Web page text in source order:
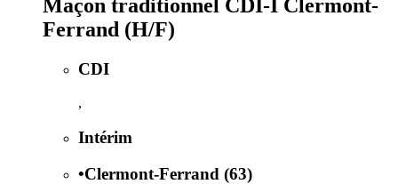
Maçon traditionnel CDI-I Clermont-
Ferrand (H/F)
CDI
,
Intérim
•Clermont-Ferrand (63)